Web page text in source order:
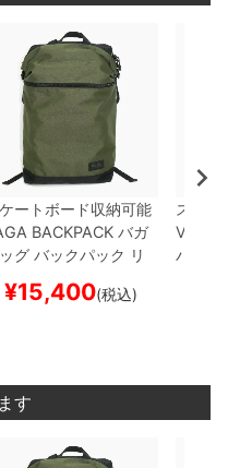
ートボード収納可能
BACKPACK バガ
グ バックパック リ
OLIVEスケートボード
¥15,400(税込)
スケー
VAGA
バッグ
す